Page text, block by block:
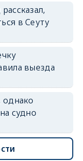
в Сеуту
выезда
однако
судно